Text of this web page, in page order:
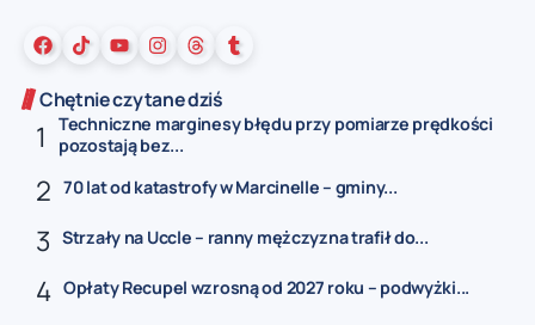
Chętnie czytane dziś
Techniczne marginesy błędu przy pomiarze prędkości
pozostają bez...
70 lat od katastrofy w Marcinelle – gminy...
Strzały na Uccle – ranny mężczyzna trafił do...
Opłaty Recupel wzrosną od 2027 roku – podwyżki...